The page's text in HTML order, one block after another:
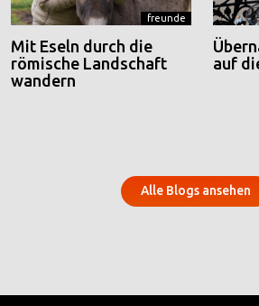
freunde
Mit Eseln durch die
römische Landschaft
wandern
auf
Alle Blogs ansehen